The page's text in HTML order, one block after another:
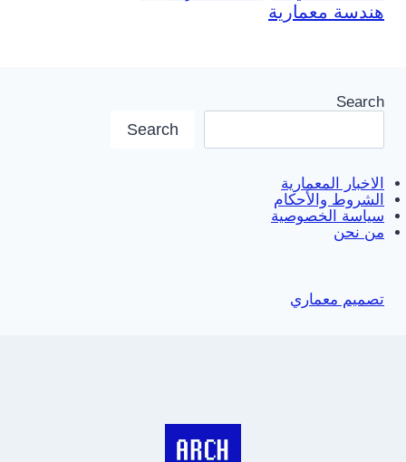
هندسة معمارية
Search
Search
الاخبار المعمارية
الشروط والأحكام
سياسة الخصوصية
من نحن
تصميم معماري